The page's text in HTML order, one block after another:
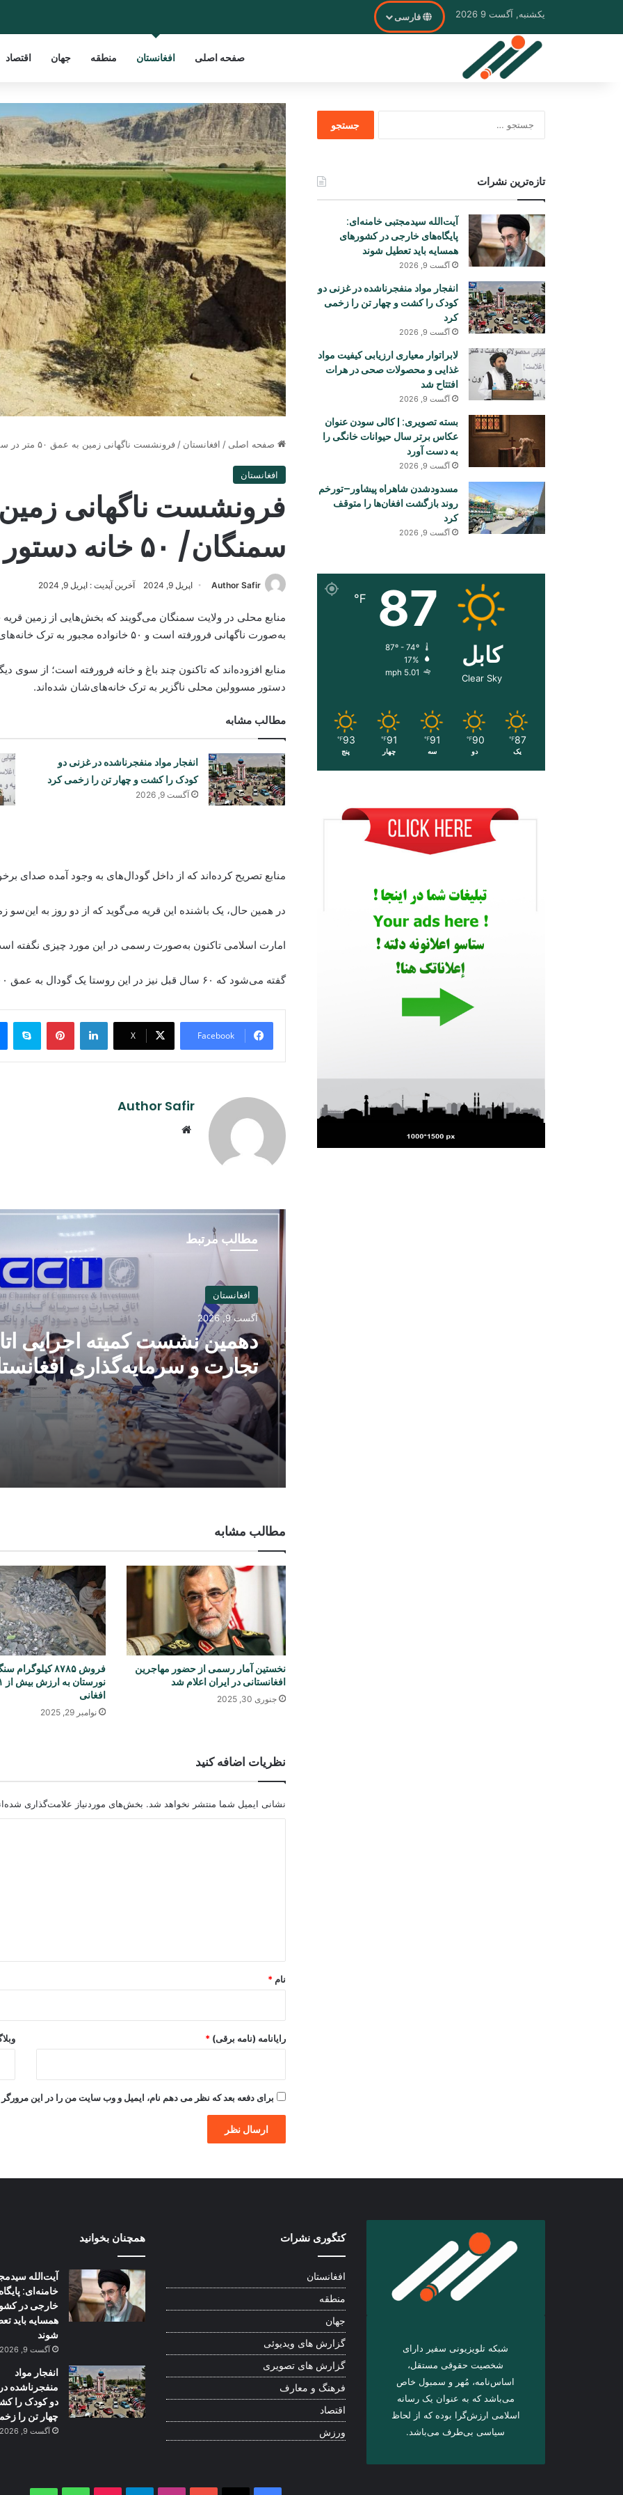
یکشنبه, آگست 9 2026 فارسی
صفحه اصلی افغانستان منطقه جهان اقتصاد
صفحه اصلی / افغانستان / فرونشست ناگهانی زمین به عمق ۵۰ متر در سمنگان/ ۵۰ خانه دستور تخلیه گرفتند!
افغانستان
سمنگان/ ۵۰ خانه دستور تخلیه گرفتند!
Author Safir اپریل 9, 2024 آخرین آپدیت : اپریل 9, 2024
به‌صورت ناگهانی فرورفته است و ۵۰ خانواده مجبور به ترک خانه‌های خود شده‌اند.
دستور مسوولین محلی ناگزیر به ترک خانه‌های‌شان شده‌اند.
مطالب مشابه
انفجار مواد منفجرناشده در غزنی دو
کودک را کشت و چهار تن را زخمی کرد
آگست 9, 2026
منابع تصریح کرده‌اند که از داخل گودال‌های به ‌وجود آمده صدای
در همین حال، یک باشنده این قریه می‌گوید که از دو روز به
امارت اسلامی تاکنون به‌صورت رسمی در این مورد چیزی نگفته‌
گفته می‌شود که ۶۰ سال قبل نیز در این روستا یک گودال به عمق ۱۰۰ متر ایجاد شده بود.
Facebook
X
LinkedIn
Pinterest
Author Safir
مطالب مرتبط
افغانستان
آگست 9, 2026
دهمین نشست کمیته اجرایی
تجارت و سرمایه‌گذاری
برگزار شد
مطالب مشابه
نخستین آمار رسمی‌ از حضور مهاجرین
افغانستانی در ایران اعلام شد
جنوری 30, 2025
فروش ۸۷۸۵
افغانی
نوامبر 29, 2025
نظریات اضافه کنید
نشانی ایمیل شما منتشر نخواهد شد. بخش‌های موردنیاز علامت‌گذاری
نام *
رایانامه (نامه برقی) *
برای دفعه بعد که نظر می دهم نام، ایمیل و وب سایت من را در این مرورگر
تازه‌ترین نشرات
آیت‌الله سیدمجتبی خامنه‌ای:
پایگاه‌های خارجی در کشورهای
همسایه باید تعطیل شوند
آگست 9, 2026
انفجار مواد منفجرناشده در غزنی دو
کودک را کشت و چهار تن را زخمی
کرد
آگست 9, 2026
لابراتوار معیاری ارزیابی کیفیت مواد
غذایی و محصولات صحی در هرات
افتتاح شد
آگست 9, 2026
بسته تصویری: | کالی سودن عنوان
عکاس برتر سال حیوانات خانگی را
به دست آورد
آگست 9, 2026
مسدودشدن شاهراه پیشاور–تورخم
روند بازگشت افغان‌ها را متوقف
کرد
آگست 9, 2026
کابل
Clear Sky
87
℉
17%
5.01 mph
87
℉
یک
90
℉
دو
91
℉
سه
91
℉
چهار
93
℉
پنج
شبکه تلویزیونی سفیر دارای
شخصیت حقوقی مستقل،
اساس‌نامه، مُهر و سمبول خاص
می‌باشد که به عنوان یک رسانه
اسلامی ارزش‌گرا بوده که از لحاظ
سیاسی بی‌طرف می‌باشد.
کتگوری نشرات
افغانستان
منطقه
جهان
گزارش های ویدیوئی
گزارش های تصویری
فرهنگ و معارف
اقتصاد
ورزش
همچنان بخوانید
آیت‌الله
خامنه‌ای:
خارجی در
همسایه باید
شوند
آگست 9, 2026
انفجار مواد
منفجرناشده
دو کودک را
چهار تن را
آگست 9, 2026